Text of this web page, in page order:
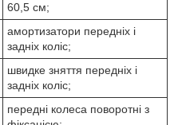
60,5 см;
амортизатори передніх і
задніх коліс;
швидке зняття передніх і
задніх коліс;
передні колеса поворотні з